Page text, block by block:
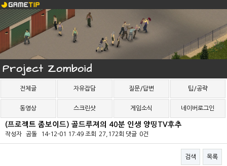
Project Zomboid
전체글 자유잡담 질문/답변 팁/공략
동영상 스크린샷 게임소식 네이버로그인
(프로젝트 좀보이드) 골드루져의 40분 인생 양띵TV후추
작성자 곰돌 14-12-01 17:49 조회 27,172회 댓글 0건
검색 목록